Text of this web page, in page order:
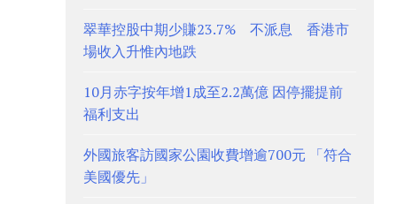
翠華控股中期少賺23.7% 不派息 香港市
場收入升惟內地跌
10月赤字按年增1成至2.2萬億 因停擺提前
福利支出
外國旅客訪國家公園收費增逾700元 「符合
美國優先」